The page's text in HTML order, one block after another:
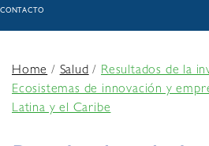
CONTACTO
Home/Salud/Resultados de la
Ecosistemas de innovación y
Latina y el Caribe